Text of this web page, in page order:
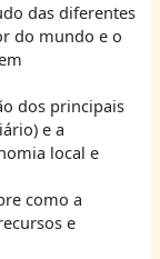
das diferentes
do mundo e o
dos principais
e a
local e
como a
e